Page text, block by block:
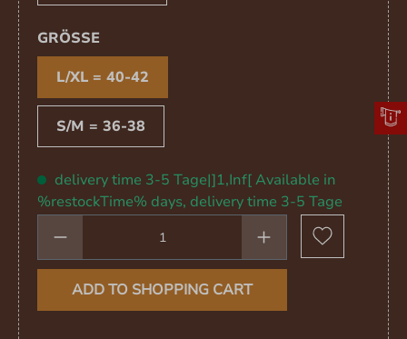
SELECT
GRÖSSE
L/XL = 40-42
S/M = 36-38
delivery time 3-5 Tage|]1,Inf[ Available in
%restockTime% days, delivery time 3-5 Tage
Product Quantity: Enter the desired
ADD TO SHOPPING CART